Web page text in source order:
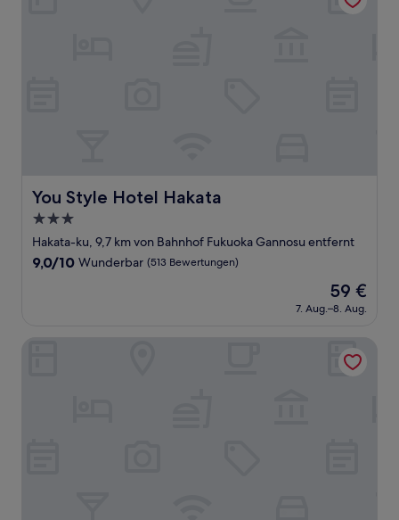
You Style Hotel Hakata
You Style Hotel Hakata
3.0-
Sterne-
Unterkunft
Hakata-ku, 9,7 km von Bahnhof Fukuoka Gannosu entfernt
9.0
Bewertungen)
9,0/10 Wunderbar (513 Bewertungen)
Der
Preis
beträgt
59 €
7. Aug.–8. Aug.